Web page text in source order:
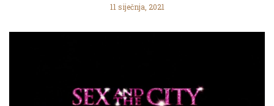
11 siječnja, 2021